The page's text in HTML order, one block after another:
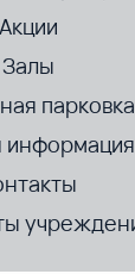
Акции
Залы
парковка
информация